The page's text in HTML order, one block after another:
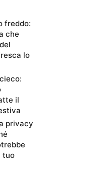
freddo:
che
lo
il
privacy
tuo